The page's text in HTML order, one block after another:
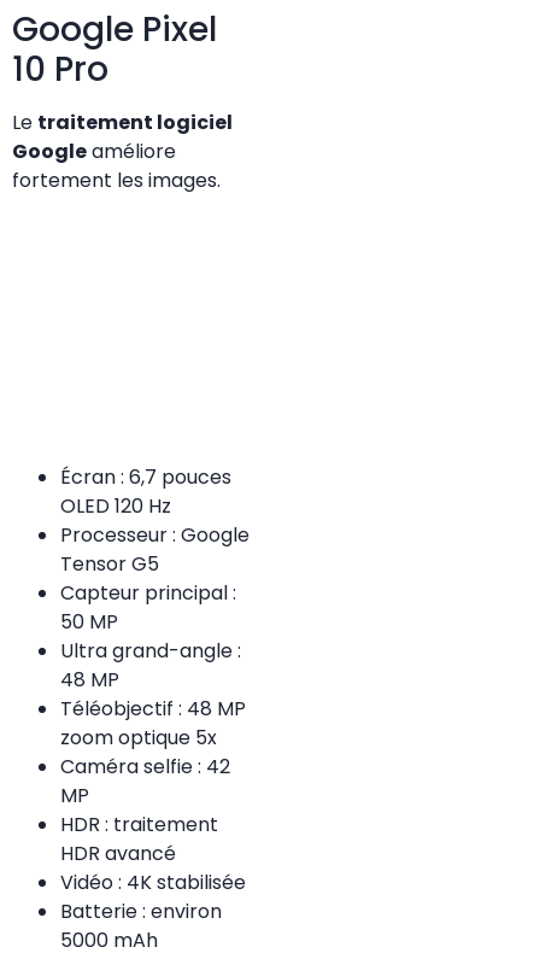
Google Pixel
10 Pro
Le traitement logiciel
Googleaméliore
fortement les images.
Écran : 6,7 pouces
OLED 120 Hz
Processeur : Google
Tensor G5
Capteur principal :
50 MP
Ultra grand-angle :
48 MP
Téléobjectif : 48 MP
zoom optique 5x
Caméra selfie : 42
MP
HDR : traitement
HDR avancé
Vidéo : 4K stabilisée
Batterie : environ
5000 mAh